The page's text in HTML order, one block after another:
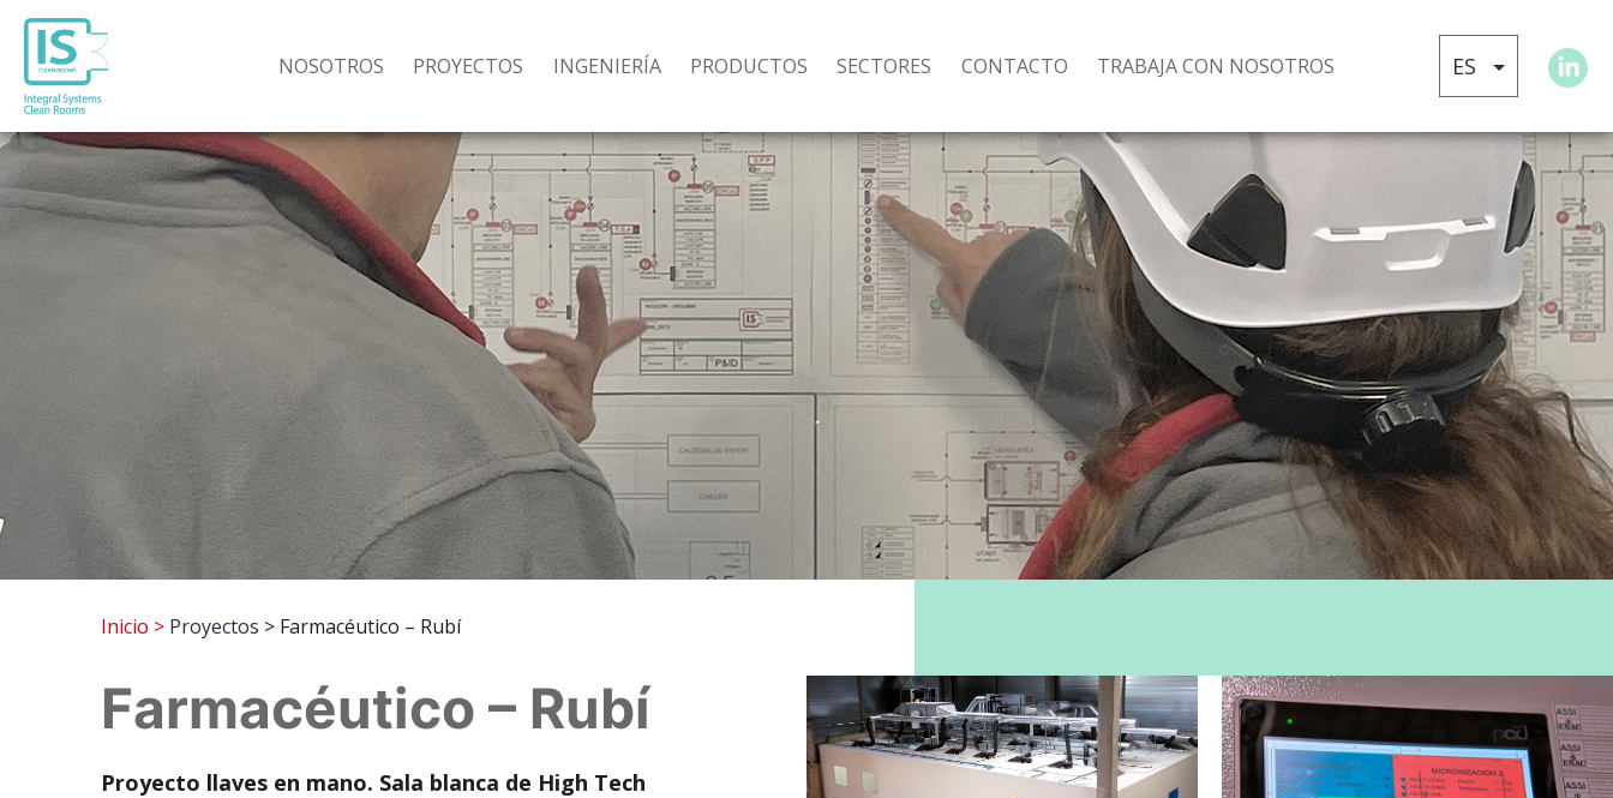
NOSOTROS PROYECTOS INGENIERÍA PRODUCTOS SECTORES CONTACTO TRABAJA CON NOSOTROS
Inicio > Proyectos > Farmacéutico – Rubí
Farmacéutico – Rubí
Proyecto llaves en mano. Sala blanca de High Tech